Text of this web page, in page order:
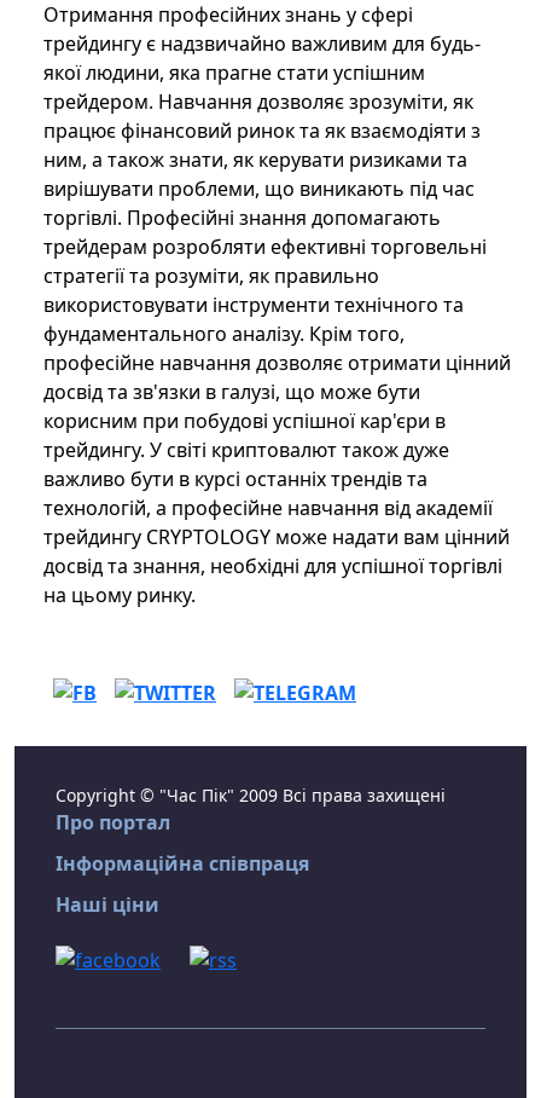
Отримання професійних знань у сфері
трейдингу є надзвичайно важливим для будь-
якої людини, яка прагне стати успішним
трейдером. Навчання дозволяє зрозуміти, як
працює фінансовий ринок та як взаємодіяти з
ним, а також знати, як керувати ризиками та
вирішувати проблеми, що виникають під час
торгівлі. Професійні знання допомагають
трейдерам розробляти ефективні торговельні
стратегії та розуміти, як правильно
використовувати інструменти технічного та
фундаментального аналізу. Крім того,
професійне навчання дозволяє отримати цінний
досвід та зв'язки в галузі, що може бути
корисним при побудові успішної кар'єри в
трейдингу. У світі криптовалют також дуже
важливо бути в курсі останніх трендів та
технологій, а професійне навчання від академії
трейдингу CRYPTOLOGY може надати вам цінний
досвід та знання, необхідні для успішної торгівлі
на цьому ринку.
Copyright © "Час Пік" 2009 Всі права захищені
Про портал
Інформаційна співпраця
Наші ціни